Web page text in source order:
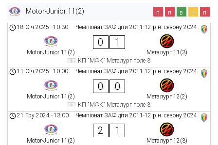
Motor-Junior 11(2) п п в н п
Чемпіонат ЗАФ діти 2011-12 р.н. сезону 2024
18 Січ 2025 -10:30
Motor-Junior 11(2)
0 1
Металург 11(3)
КП "МФК" Металург поле 3
Чемпіонат ЗАФ діти 2011-12 р.н. сезону 2024
11 Січ 2025 -10:00
Motor-Junior 11(2)
0 0
Металург 12(2)
КП "МФК" Металург поле 3
Чемпіонат ЗАФ діти 2011-12 р.н. сезону 2024
21 Гру 2024 -13:00
Motor-Junior 11(2)
2 1
Металург 12(3)